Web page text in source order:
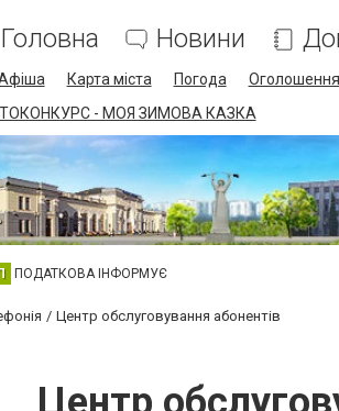
Головна Новини
Карта міста Погода Оголошення
- МОЯ ЗИМОВА КАЗКА
ПОДАТКОВА ІНФОРМУЄ
Центр обслуговування абонентів